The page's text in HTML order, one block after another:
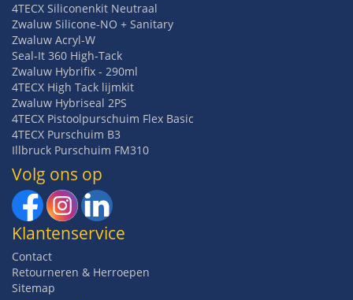
4TECX Siliconenkit Neutraal
Zwaluw Silicone-NO + Sanitary
Zwaluw Acryl-W
Seal-It 360 High-Tack
Zwaluw Hybrifix - 290ml
4TECX High Tack lijmkit
Zwaluw Hybriseal 2PS
4TECX Pistoolpurschuim Flex Basic
4TECX Purschuim B3
Illbruck Purschuim FM310
Volg ons op
Klantenservice
Contact
Retourneren & Herroepen
Sitemap